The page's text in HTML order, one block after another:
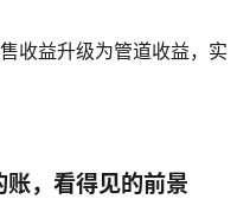
收益升级为管道收益，实
，看得见的前景